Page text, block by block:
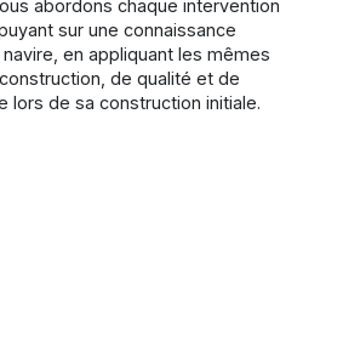
abordons chaque intervention
sur une connaissance
en appliquant les mêmes
de qualité et de
lors de sa construction initiale.